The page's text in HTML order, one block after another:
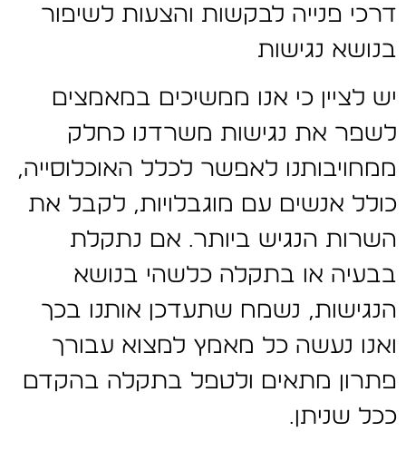
דרכי פנייה לבקשות והצעות לשיפור
בנושא נגישות
יש לציין כי אנו ממשיכים במאמצים
לשפר את נגישות משרדנו כחלק
ממחויבותנו לאפשר לכלל האוכלוסייה,
כולל אנשים עם מוגבלויות, לקבל את
השרות הנגיש ביותר. אם נתקלת
בבעיה או בתקלה כלשהי בנושא
הנגישות, נשמח שתעדכן אותנו בכך
ואנו נעשה כל מאמץ למצוא עבורך
פתרון מתאים ולטפל בתקלה בהקדם
ככל שניתן.